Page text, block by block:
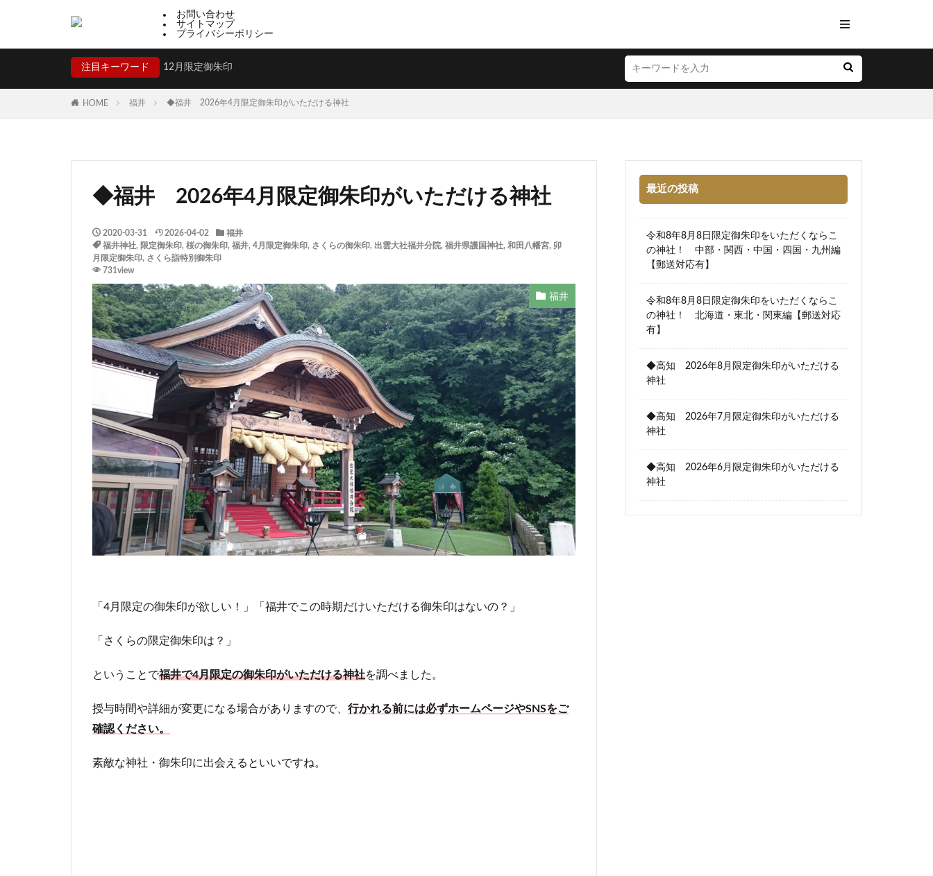
お問い合わせ
サイトマップ
プライバシーポリシー
注目キーワード 12月限定御朱印
HOME 福井 ◆福井 2026年4月限定御朱印がいただける神社
◆福井 2026年4月限定御朱印がいただける神社
2020-03-31 2026-04-02
福井
福井神社, 限定御朱印, 桜の御朱印, 福井, 4月限定御朱印, さくらの御朱印, 出雲大社福井分院, 福井県護国神社, 和田八幡宮, 卯
月限定御朱印, さくら詣特別御朱印
731view
福井
「4月限定の御朱印が欲しい！」「福井でこの時期だけいただける御朱印はないの？」
「さくらの限定御朱印は？」
ということで福井で4月限定の御朱印がいただける神社を調べました。
授与時間や詳細が変更になる場合がありますので、 行かれる前には必ずホームページやSNSをご
確認ください。
素敵な神社・御朱印に出会えるといいですね。
最近の投稿
令和8年8月8日限定御朱印をいただくならこ
の神社！ 中部・関西・中国・四国・九州編
【郵送対応有】
令和8年8月8日限定御朱印をいただくならこ
の神社！ 北海道・東北・関東編【郵送対応
有】
◆高知 2026年8月限定御朱印がいただける
神社
◆高知 2026年7月限定御朱印がいただける
神社
◆高知 2026年6月限定御朱印がいただける
神社